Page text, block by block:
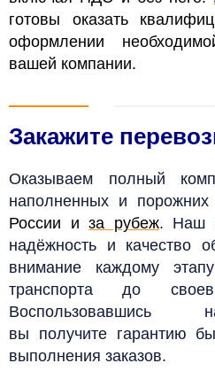
готовы оказать
оформлении
вашей компании.
Закажите
Оказываем полный
наполненных и порожних
России иза рубеж. Наш
надёжность и качество
внимание каждому
транспорта до
Воспользовавшись
вы получите гарантию
выполнения заказов.